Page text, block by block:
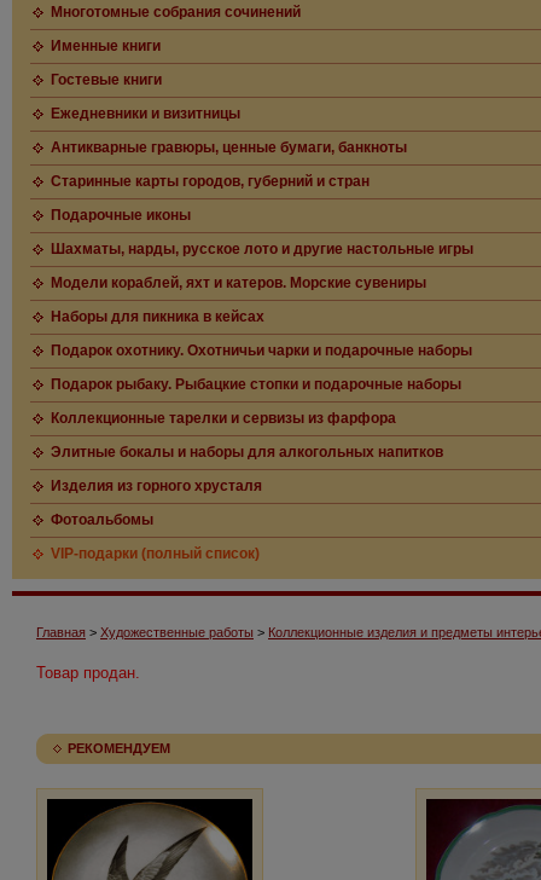
Многотомные собрания сочинений
Именные книги
Гостевые книги
Ежедневники и визитницы
Антикварные гравюры, ценные бумаги, банкноты
Старинные карты городов, губерний и стран
Подарочные иконы
Шахматы, нарды, русское лото и другие настольные игры
Модели кораблей, яхт и катеров. Морские сувениры
Наборы для пикника в кейсах
Подарок охотнику. Охотничьи чарки и подарочные наборы
Подарок рыбаку. Рыбацкие стопки и подарочные наборы
Коллекционные тарелки и сервизы из фарфора
Элитные бокалы и наборы для алкогольных напитков
Изделия из горного хрусталя
Фотоальбомы
VIP-подарки (полный список)
Главная > Художественные работы > Коллекционные изделия и предметы
Товар продан.
РЕКОМЕНДУЕМ